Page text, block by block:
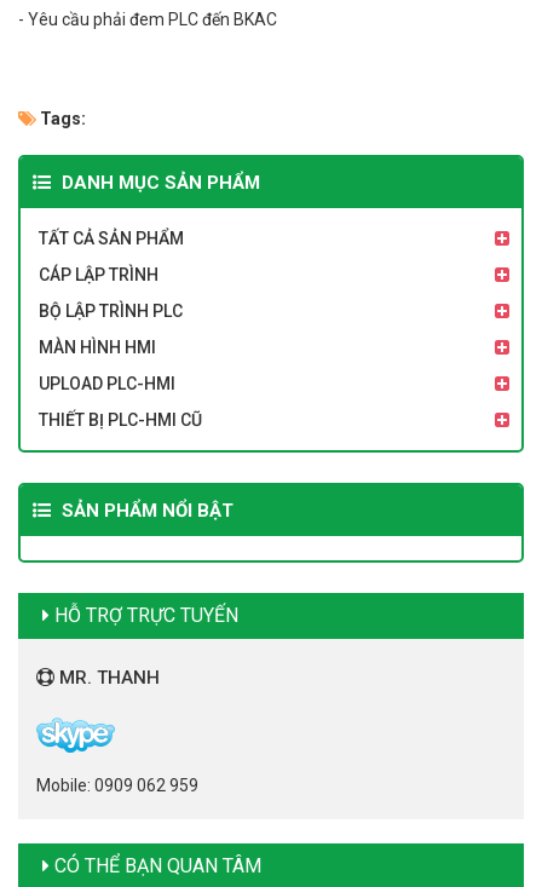
- Yêu cầu phải đem PLC đến BKAC
Tags:
DANH MỤC SẢN PHẨM
TẤT CẢ SẢN PHẨM
CÁP LẬP TRÌNH
BỘ LẬP TRÌNH PLC
MÀN HÌNH HMI
UPLOAD PLC-HMI
THIẾT BỊ PLC-HMI CŨ
SẢN PHẨM NỔI BẬT
HỖ TRỢ TRỰC TUYẾN
MR. THANH
Mobile: 0909 062 959
CÓ THỂ BẠN QUAN TÂM